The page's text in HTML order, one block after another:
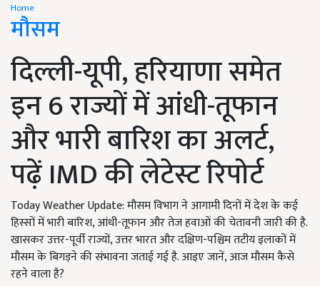
Home
मौसम
दिल्ली-यूपी, हरियाणा समेत
इन 6 राज्यों में आंधी-तूफान
और भारी बारिश का अलर्ट,
पढ़ें IMD की लेटेस्ट रिपोर्ट
Today Weather Update: मौसम विभाग ने आगामी दिनों में देश के कई
हिस्सों में भारी बारिश, आंधी-तूफान और तेज हवाओं की चेतावनी जारी की है.
खासकर उत्तर-पूर्वी राज्यों, उत्तर भारत और दक्षिण-पश्चिम तटीय इलाकों में
मौसम के बिगड़ने की संभावना जताई गई है. आइए जानें, आज मौसम कैसे
रहने वाला है?